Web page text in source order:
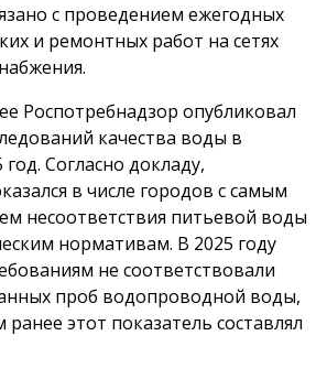
с проведением ежегодных
и ремонтных работ на сетях
Роспотребнадзор опубликовал
качества воды в
год. Согласно докладу,
в числе городов с самым
несоответствия питьевой воды
нормативам. В 2025 году
не соответствовали
проб водопроводной воды,
ранее этот показатель составлял